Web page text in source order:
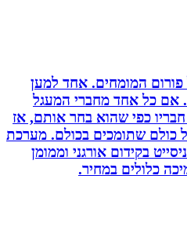
המומחים. אחד למען
אחד מחברי המעגל
כפי שהוא בחר אותם, אז
שתומכים בכולם. מערכת
אורגני וממומן
במחיר.